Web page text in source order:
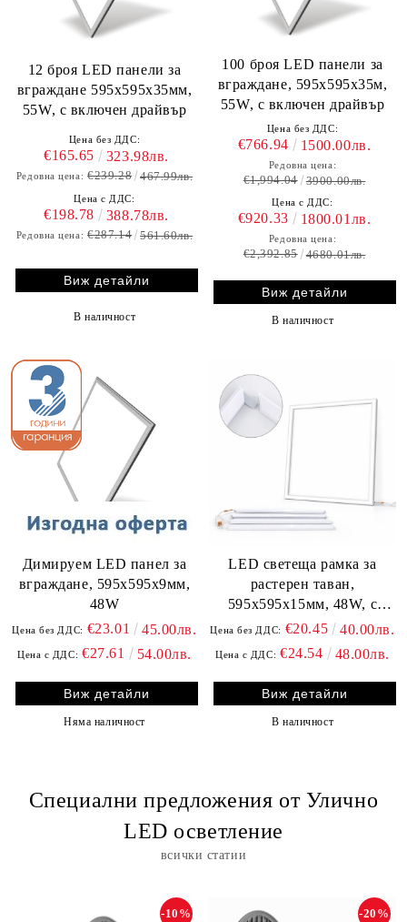
12 броя LED панели за
вграждане 595х595х35мм,
55W, с включен драйвър
Цена без ДДС:
€165.65 323.98лв.
Редовна цена: €239.28 467.99лв.
Цена с ДДС:
€198.78 388.78лв.
Редовна цена: €287.14 561.60лв.
Виж детайли
В наличност
100 броя LED панели за
вграждане, 595х595х35м,
55W, с включен драйвър
Цена без ДДС:
€766.94 1500.00лв.
Редовна цена:
€1,994.04 3900.00лв.
Цена с ДДС:
€920.33 1800.01лв.
Редовна цена:
€2,392.85 4680.01лв.
Виж детайли
В наличност
Димируем LED панел за
вграждане, 595х595х9мм,
48W
Цена без ДДС: €23.01 45.00лв.
Цена с ДДС: €27.61 54.00лв.
Виж детайли
Няма наличност
LED светеща рамка за
растерен таван,
595х595x15мм, 48W, с
включен драйвър
Цена без ДДС: €20.45 40.00лв.
Цена с ДДС: €24.54 48.00лв.
Виж детайли
В наличност
Специални предложения от Улично
LED осветление
всички статии
-10% -20%